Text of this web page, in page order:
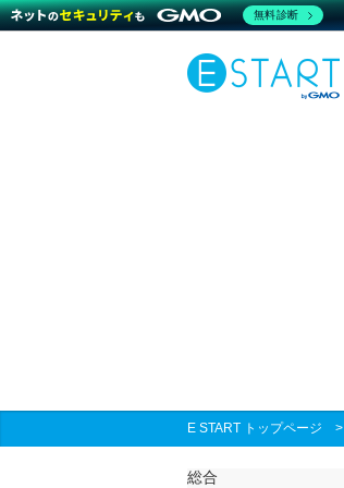
E START トップページ >
総合
無料診断